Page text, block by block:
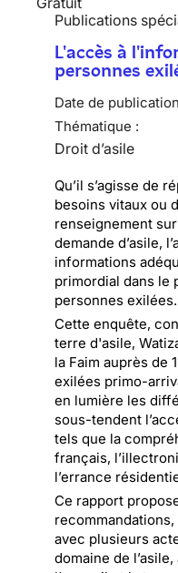
Publications
L'accès à
personnes
Date de
Thématique :
Droit d’asile
Qu’il s’agisse de
besoins vitaux ou
renseignement
demande d’asile,
informations
primordial dans le
personnes exilées.
Cette enquête,
terre d'asile,
la Faim auprès de
exilées primo-
en lumière les
sous-tendent
tels que la
français,
l’errance
Ce rapport
avec plusieurs
domaine de